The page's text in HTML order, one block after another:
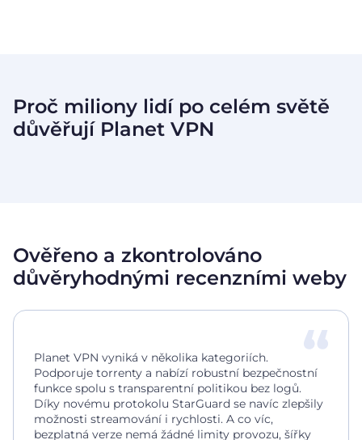
Proč miliony lidí po celém světě
důvěřují Planet VPN
Ověřeno a zkontrolováno
důvěryhodnými recenzními weby
Planet VPN vyniká v několika kategoriích.
Podporuje torrenty a nabízí robustní bezpečnostní
funkce spolu s transparentní politikou bez logů.
Díky novému protokolu StarGuard se navíc zlepšily
možnosti streamování i rychlosti. A co víc,
bezplatná verze nemá žádné limity provozu, šířky